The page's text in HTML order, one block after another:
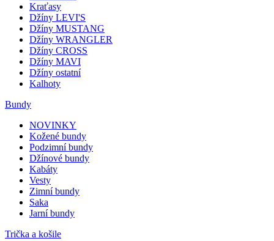
Kraťasy
Džíny LEVI'S
Džíny MUSTANG
Džíny WRANGLER
Džíny CROSS
Džíny MAVI
Džíny ostatní
Kalhoty
Bundy
NOVINKY
Kožené bundy
Podzimní bundy
Džínové bundy
Kabáty
Vesty
Zimní bundy
Saka
Jarní bundy
Trička a košile